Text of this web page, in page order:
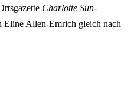
Charlotte Sun-
Eline Allen-Emrich gleich nach